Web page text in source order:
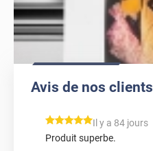
Avis de nos clients
*****
Il y a 84 jours
Produit superbe.